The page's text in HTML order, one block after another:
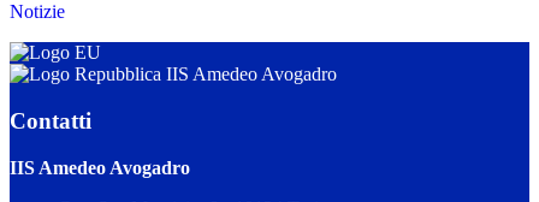
Notizie
IIS Amedeo Avogadro
Contatti
IIS Amedeo Avogadro